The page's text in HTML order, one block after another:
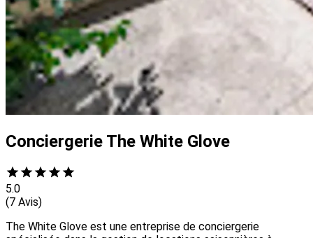
Conciergerie The White Glove
5.0
(7 Avis)
The White Glove est une entreprise de conciergerie